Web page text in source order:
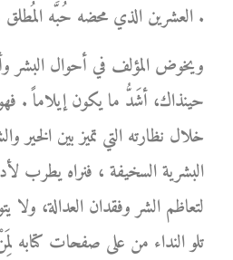
العشرين الذي محضه حُبَّه المُطلق دون أي منازع .
ويخوض المؤلف في أحوال البشر
حينذاك، أشَدُّ ما يكون إيلاماً .
خلال نظارته التي تميز بين الخير
البشرية السخيفة ، فنراه يطرب
لتعاظم الشر وفقدان العدالة، ولا
تلو النداء من على صفحات كتابه